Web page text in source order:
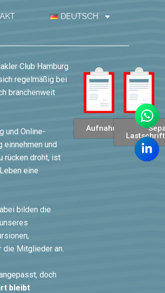
DEUTSCH
Club Hamburg
regelmäßig bei
branchenweit
und Online-
und
rücken droht, ist
eine
bilden die
die Mitglieder an.
doch
bleibt
Aufnahmeantrag